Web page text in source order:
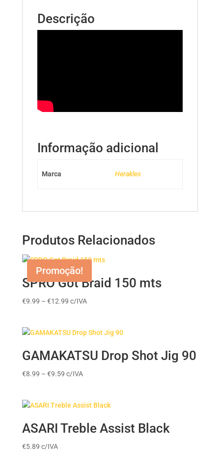
Descrição
Informação adicional
Marca Herakles
Produtos Relacionados
Promoção!
SPRO Got Braid 150 mts
€9.99 – €12.99Price
through
c/IVA
GAMAKATSU Drop Shot Jig 90
€8.99 – €9.59Price
through
c/IVA
ASARI Treble Assist Black
€5.89 c/IVA